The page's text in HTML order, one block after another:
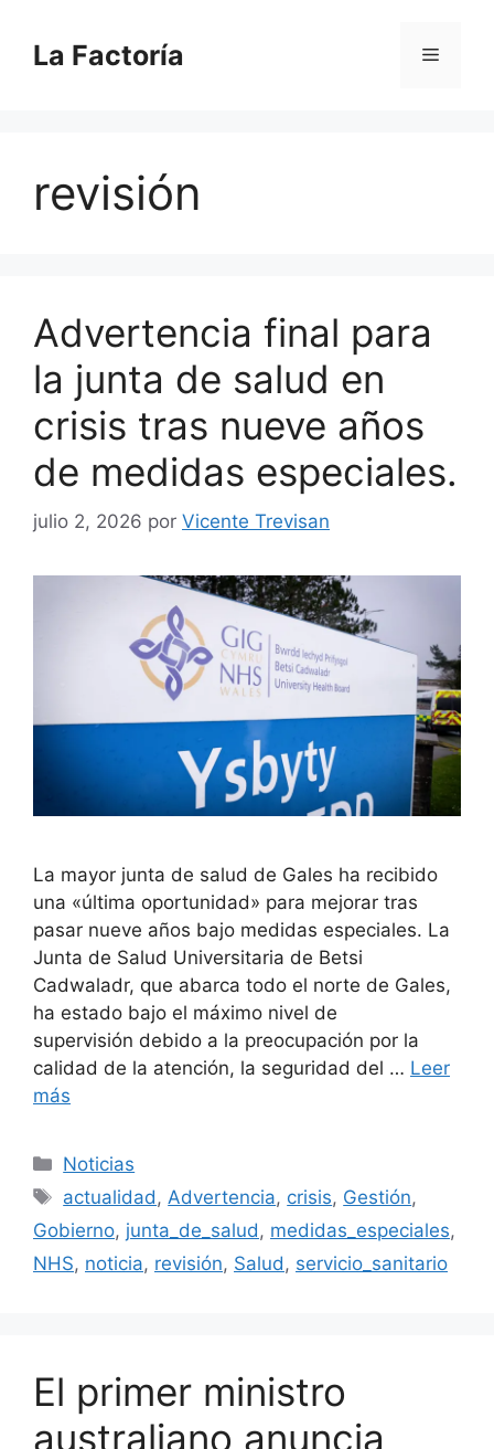
contenido
La Factoría Menú
revisión
Advertencia final para
la junta de salud en
crisis tras nueve años
de medidas especiales.
julio 2, 2026 por Vicente Trevisan
La mayor junta de salud de Gales ha recibido
una «última oportunidad» para mejorar tras
pasar nueve años bajo medidas especiales. La
Junta de Salud Universitaria de Betsi
Cadwaladr, que abarca todo el norte de Gales,
ha estado bajo el máximo nivel de
supervisión debido a la preocupación por la
calidad de la atención, la seguridad del … Leer
más
Categorías
Noticias
Etiquetas
actualidad , Advertencia, crisis, Gestión,
Gobierno, junta_de_salud , medidas_especiales,
NHS, noticia, revisión, Salud , servicio_sanitario
El primer ministro
australiano anuncia